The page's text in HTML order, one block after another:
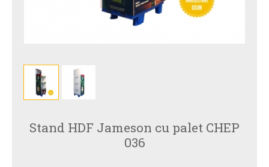
Stand HDF Jameson cu palet CHEP
036